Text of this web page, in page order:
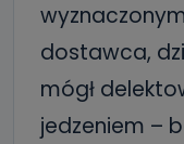
dostawca,
mógł
jedzeniem –